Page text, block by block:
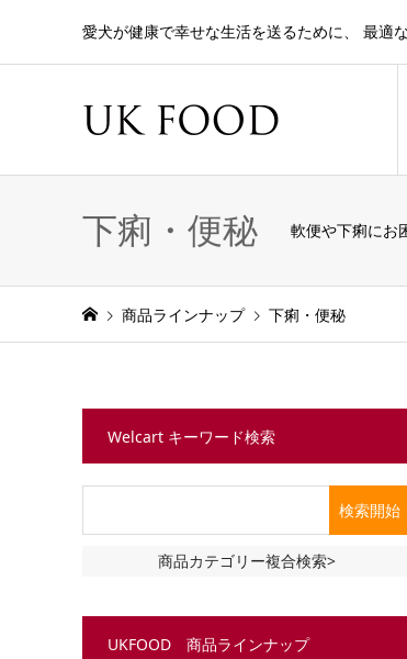
愛犬が健康で幸せな生活を送るために、 最適
下痢・便秘 軟便や下痢にお
商品ラインナップ 下痢・便秘
Welcart キーワード検索
商品カテゴリー複合検索>
UKFOOD 商品ラインナップ